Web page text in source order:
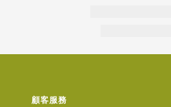
顧客服務